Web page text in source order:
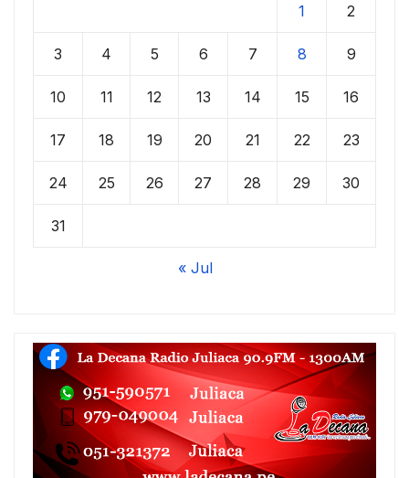
1 2
3 4 5 6 7 8 9
10 11 12 13 14 15 16
17 18 19 20 21 22 23
24 25 26 27 28 29 30
31
« Jul